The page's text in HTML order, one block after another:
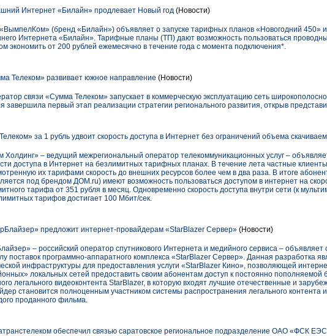
Интернет «Билайн» продлевает Новый год (Новости)
(бренд «Билайн») объявляет о запуске тарифных планов «Новогодний 450»
Интернета «Билайн». Тарифные планы (ТП) дают возможность пользоваться
экономить от 200 рублей ежемесячно в течение года с момента подключения*.
Телеком» развивает южное направление (Новости)
связи «Сумма Телеком» запускает в коммерческую эксплуатацию сеть
завершила первый этап реализации стратегии регионального развития, открыв
за 1 рубль удвоит скорость доступа в Интернет без ограничений объема
Холдинг» – ведущий межрегиональный оператор телекоммуникационных услуг –
доступа в Интернет на безлимитных тарифных планах. В течение лета частные
их тарифами скорость до внешних ресурсов более чем в два раза. В итоге
под брендом ДОМ.ru) имеют возможность пользоваться доступом в интернет на
тарифа от 351 рубля в месяц. Одновременно скорость доступа внутри сети (к
тарифов достигает 100 Мбит/сек.
предложит интернет-провайдерам «StarBlazer Сервер» (Новости)
– российский оператор спутникового Интернета и медийного сервиса –
поставок программно-аппаратного комплекса «StarBlazer Сервер». Данная разработка
инфраструктуры для предоставления услуги «StarBlazer Кино», позволяющей
локальных сетей предоставить своим абонентам доступ к постоянно пополняемой
легального видеоконтента StarBlazer, в которую входят лучшие отечественные и
становится полноценным участником системы распространения легального контента и
проданного фильма.
обеспечил связью саратовское региональное подразделение ОАО «ФСК